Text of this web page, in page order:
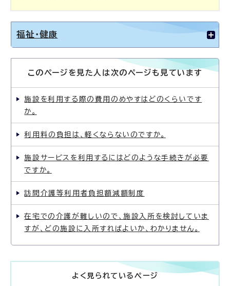
福祉・健康
このページを見た人は次のページも見ています
施設を利用する際の費用のめやすはどのくらいです
か。
利用料の負担は、軽くならないのですか。
施設サービスを利用するにはどのような手続きが必要
ですか。
訪問介護等利用者負担額減額制度
在宅での介護が難しいので、施設入所を検討していま
すが、どの施設に入所すればよいか、わかりません。
よく見られているページ